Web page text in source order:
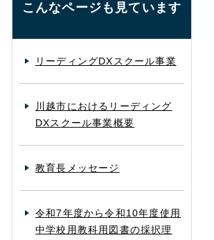
こんなページも見ています
リーディングDXスクール事業
川越市におけるリーディング
DXスクール事業概要
教育長メッセージ
令和7年度から令和10年度使用
中学校用教科用図書の採択理